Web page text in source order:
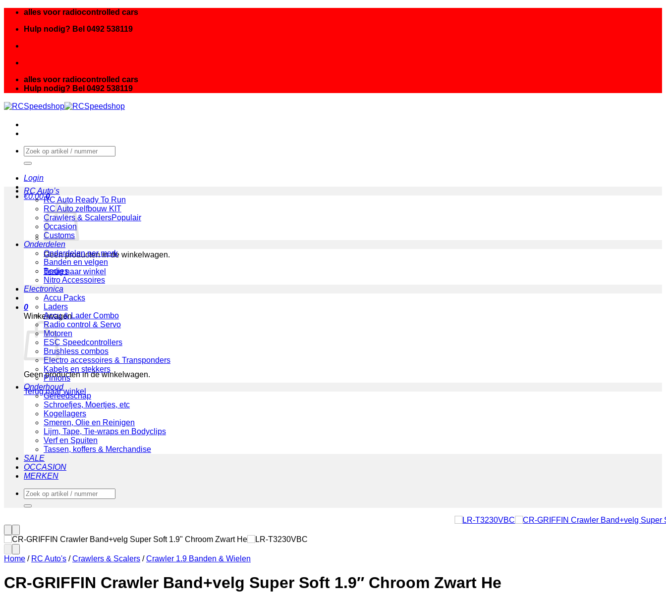
inhoud
alles voor radiocontrolled cars
Hulp nodig? Bel 0492 538119
alles voor radiocontrolled cars
Hulp nodig? Bel 0492 538119
Zoeken
naar:
Login
€0.00 0
Geen producten in de winkelwagen.
Terug naar winkel
0
Winkelwagen
Geen producten in de winkelwagen.
Terug naar winkel
RC Auto’s
RC Auto Ready To Run
RC Auto zelfbouw KIT
Crawlers & Scalers
Occasion
Customs
Onderdelen
Onderdelen per merk
Banden en velgen
Bodies
Nitro Accessoires
Electronica
Accu Packs
Laders
Accu & Lader Combo
Radio control & Servo
Motoren
ESC Speedcontrollers
Brushless combos
Electro accessoires & Transponders
Kabels en stekkers
Pinions
Onderhoud
Gereedschap
Schroefjes, Moertjes, etc
Kogellagers
Smeren, Olie en Reinigen
Lijm, Tape, Tie-wraps en Bodyclips
Verf en Spuiten
Tassen, koffers & Merchandise
SALE
OCCASION
MERKEN
Zoeken
naar:
Home / RC Auto's / Crawlers & Scalers / Crawler 1.9 Banden & Wielen
CR-GRIFFIN Crawler Band+velg Super Soft 1.9″ Chroom Zwart He